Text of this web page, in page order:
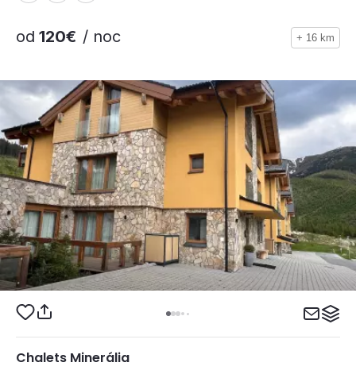
od 120€ / noc + 16 km
Chalets Minerália